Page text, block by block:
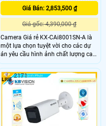
Giá Bán: 2,853,500 ₫
Giá gốc: 4,390,000 ₫
Camera Giá rẻ KX-CAi8001SN-A là
một lựa chọn tuyệt vời cho các dự
án yêu cầu hình ảnh chất lượng cao
với chip hình ảnh 8.0 megapixel
Ultra 4k nó nâng cao an toàn độ sắc
nét và chi tiết tuyệt vời Camera
KBvision KX-CAi8001SN-A còn được
trang bị Chống Ngược Sáng DWDR
120db giúp cho hình ảnh rõ ràng
hơn dù lắp đặt ở đâu
2171